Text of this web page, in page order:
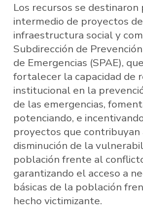
Los recursos se destinaron
intermedio de proyectos de
infraestructura social y
Subdirección de
de Emergencias (SPAE),
fortalecer la capacidad de
institucional en la
de las emergencias,
potenciando, e
proyectos que contribuyan
disminución de la
población frente al
garantizando el acceso a
básicas de la población
hecho victimizante.